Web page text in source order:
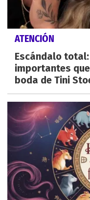
ATENCIÓN
Escándalo
importantes
boda de Tini